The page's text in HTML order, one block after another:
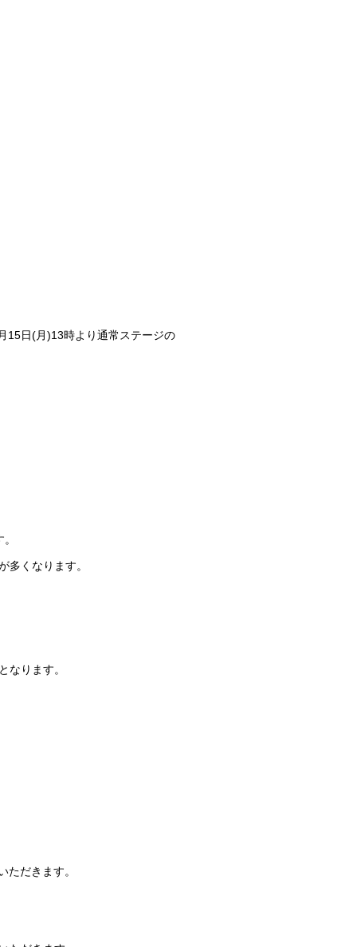
15日(月)13時より通常ステージの
多くなります。
なります。
だきます。